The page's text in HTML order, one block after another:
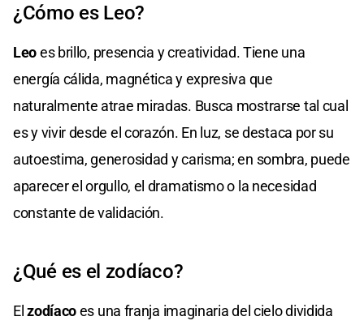
¿Cómo es Leo?
Leoes brillo, presencia y creatividad. Tiene una
energía cálida, magnética y expresiva que
naturalmente atrae miradas. Busca mostrarse tal cual
es y vivir desde el corazón. En luz, se destaca por su
autoestima, generosidad y carisma; en sombra, puede
aparecer el orgullo, el dramatismo o la necesidad
constante de validación.
¿Qué es el zodíaco?
Elzodíacoes una franja imaginaria del cielo dividida